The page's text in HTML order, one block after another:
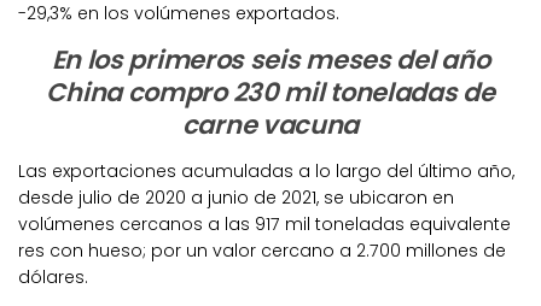
-29,3% en los volúmenes exportados.
En los primeros seis meses del año
China compro 230 mil toneladas de
carne vacuna
Las exportaciones acumuladas a lo largo del último año,
desde julio de 2020 a junio de 2021, se ubicaron en
volúmenes cercanos a las 917 mil toneladas equivalente
res con hueso; por un valor cercano a 2.700 millones de
dólares.